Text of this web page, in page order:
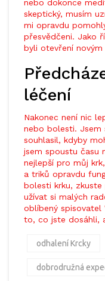
nebo dokonce
skeptický, musím
mi opravdu
přesvědčeni. Jako
byli otevření
léčení
Nakonec není nic
nebo bolesti. Jsem
souhlasil, kdyby
jsem spoustu času
nejlepší pro můj
a triků opravdu
bolesti krku,
užívat si malých
oblíbený spisovatel
to, co jste dosáhli,
odhalení Krcky
dobrodružná